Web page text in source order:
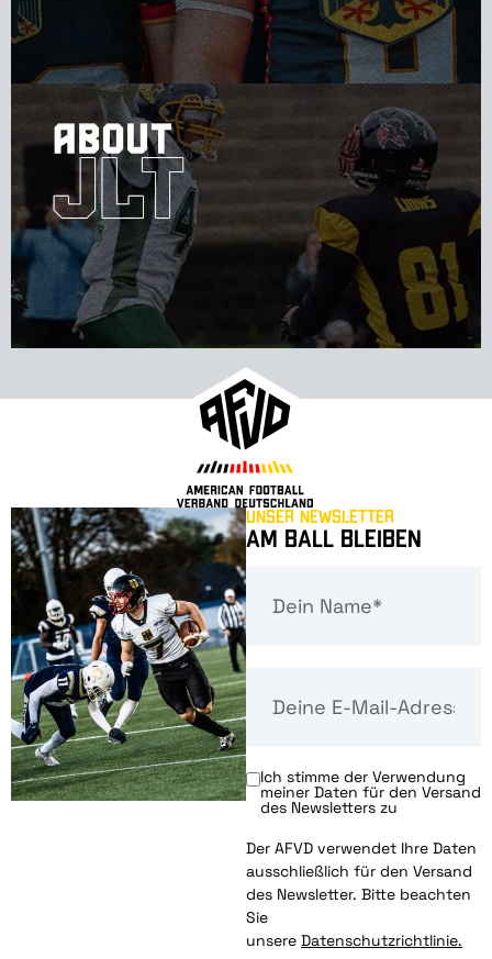
Unser Newsletter
Am Ball bleiben
Ich stimme der Verwendung
meiner Daten für den Versand
des Newsletters zu
Der AFVD verwendet Ihre Daten
ausschließlich für den Versand
des Newsletter. Bitte beachten
Sie
unsere Datenschutzrichtlinie.